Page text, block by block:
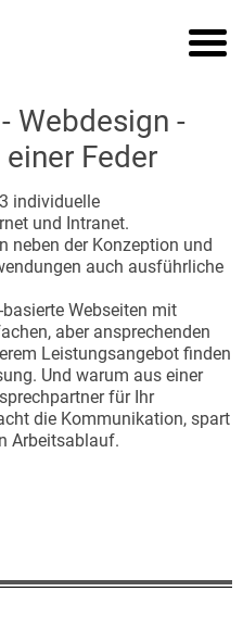
Webdesign -
Feder
individuelle
und Intranet.
neben der Konzeption und
auch ausführliche
Webseiten mit
aber ansprechenden
Leistungsangebot finden
Und warum aus einer
für Ihr
die Kommunikation, spart
Arbeitsablauf.